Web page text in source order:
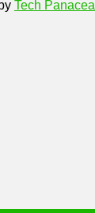
Tech Panacea